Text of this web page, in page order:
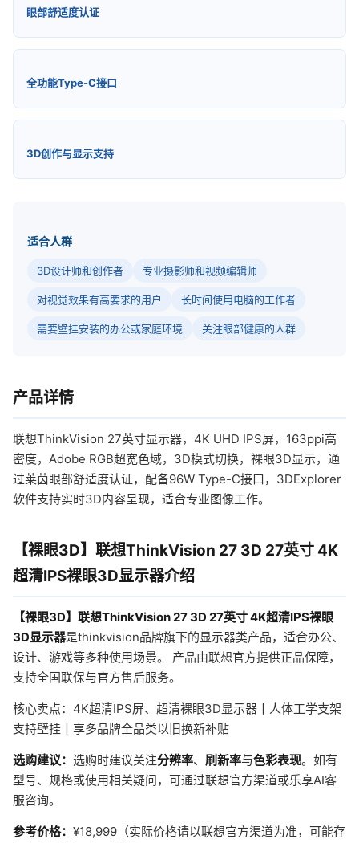
眼部舒适度认证
全功能Type-C接口
3D创作与显示支持
适合人群
3D设计师和创作者 专业摄影师和视频编辑师
对视觉效果有高要求的用户 长时间使用电脑的工作者
需要壁挂安装的办公或家庭环境 关注眼部健康的人群
产品详情
联想ThinkVision 27英寸显示器，4K UHD IPS屏，163ppi高
密度，Adobe RGB超宽色域，3D模式切换，裸眼3D显示，通
过莱茵眼部舒适度认证，配备96W Type-C接口，3DExplorer
软件支持实时3D内容呈现，适合专业图像工作。
【裸眼3D】联想ThinkVision 27 3D 27英寸 4K
超清IPS裸眼3D显示器介绍
【裸眼3D】联想ThinkVision 27 3D 27英寸 4K超清IPS裸眼
3D显示器是thinkvision品牌旗下的显示器类产品，适合办公、
设计、游戏等多种使用场景。 产品由联想官方提供正品保障，
支持全国联保与官方售后服务。
核心卖点：4K超清IPS屏、超清裸眼3D显示器丨人体工学支架
支持壁挂丨享多品牌全品类以旧换新补贴
选购建议： 选购时建议关注分辨率、 刷新率与色彩表现。如有
型号、规格或使用相关疑问，可通过联想官方渠道或乐享AI客
服咨询。
参考价格： ¥18,999（实际价格请以联想官方渠道为准，可能存